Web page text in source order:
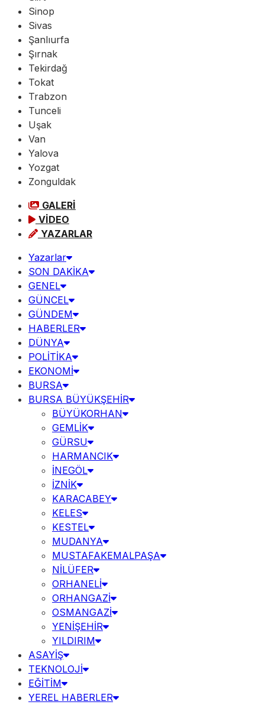
Sinop
Sivas
Şanlıurfa
Şırnak
Tekirdağ
Tokat
Trabzon
Tunceli
Uşak
Van
Yalova
Yozgat
Zonguldak
GALERİ
VİDEO
YAZARLAR
Yazarlar
SON DAKİKA
GENEL
GÜNCEL
GÜNDEM
HABERLER
DÜNYA
POLİTİKA
EKONOMİ
BURSA
BURSA BÜYÜKŞEHİR
BÜYÜKORHAN
GEMLİK
GÜRSU
HARMANCIK
İNEGÖL
İZNİK
KARACABEY
KELES
KESTEL
MUDANYA
MUSTAFAKEMALPAŞA
NİLÜFER
ORHANELİ
ORHANGAZİ
OSMANGAZİ
YENİŞEHİR
YILDIRIM
ASAYİŞ
TEKNOLOJİ
EĞİTİM
YEREL HABERLER